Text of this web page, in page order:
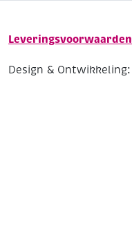
Leveringsvoorwaarden
Design & Ontwikkeling: